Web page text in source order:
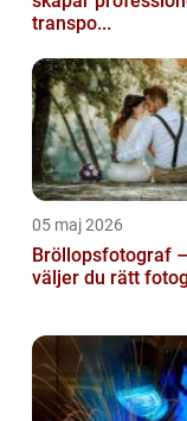
transpo...
05 maj 2026
Bröllopsfotograf
väljer du rätt